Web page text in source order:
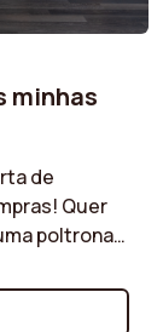
3 kg
minhas
de
Quer
poltrona
tipo de
a